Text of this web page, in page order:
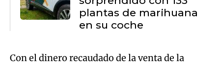
plantas de marihuana
en su coche
Con el dinero recaudado de la venta de la